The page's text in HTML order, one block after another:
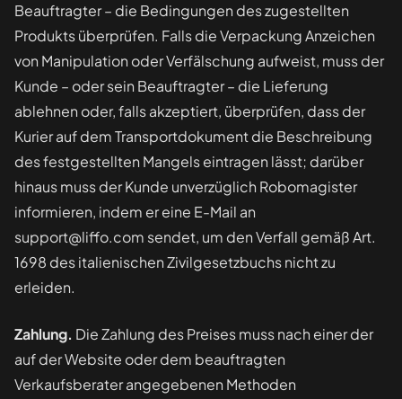
Beauftragter – die Bedingungen des zugestellten
Produkts überprüfen. Falls die Verpackung Anzeichen
von Manipulation oder Verfälschung aufweist, muss der
Kunde – oder sein Beauftragter – die Lieferung
ablehnen oder, falls akzeptiert, überprüfen, dass der
Kurier auf dem Transportdokument die Beschreibung
des festgestellten Mangels eintragen lässt; darüber
hinaus muss der Kunde unverzüglich Robomagister
informieren, indem er eine E-Mail an
support@liffo.com sendet, um den Verfall gemäß Art.
1698 des italienischen Zivilgesetzbuchs nicht zu
erleiden.
Zahlung. Die Zahlung des Preises muss nach einer der
auf der Website oder dem beauftragten
Verkaufsberater angegebenen Methoden